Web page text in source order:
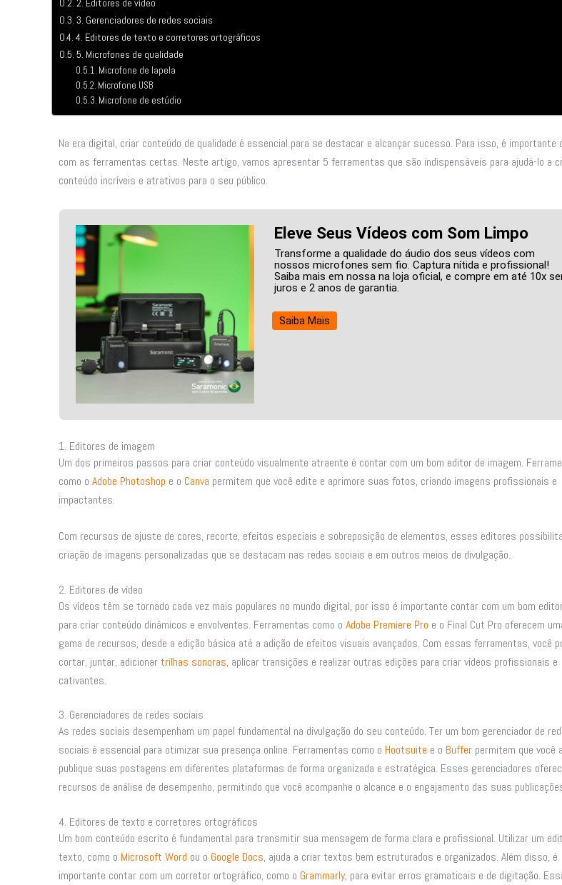
2. Editores de vídeo
3. Gerenciadores de redes sociais
4. Editores de texto e corretores ortográficos
5. Microfones de qualidade
Microfone de lapela
Microfone USB
Microfone de estúdio
Na era digital, criar conteúdo de qualidade é essencial para se destacar e alcançar sucesso. Para isso, é importante
com as ferramentas certas. Neste artigo, vamos apresentar 5 ferramentas que são indispensáveis para ajudá-lo a
conteúdo incríveis e atrativos para o seu público.
Eleve Seus Vídeos com Som Limpo
Transforme a qualidade do áudio dos seus vídeos com
nossos microfones sem fio. Captura nítida e profissional!
Saiba mais em nossa na loja oficial, e compre em até 10x
juros e 2 anos de garantia.
Saiba Mais
1. Editores de imagem
Um dos primeiros passos para criar conteúdo visualmente atraente é contar com um bom editor de imagem.
como o Adobe Photoshop e o Canva permitem que você edite e aprimore suas fotos, criando imagens profissionais e
impactantes.
Com recursos de ajuste de cores, recorte, efeitos especiais e sobreposição de elementos, esses editores
criação de imagens personalizadas que se destacam nas redes sociais e em outros meios de divulgação.
2. Editores de vídeo
Os vídeos têm se tornado cada vez mais populares no mundo digital, por isso é importante contar com um bom
para criar conteúdo dinâmicos e envolventes. Ferramentas como o Adobe Premiere Pro e o Final Cut Pro oferecem
gama de recursos, desde a edição básica até a adição de efeitos visuais avançados. Com essas ferramentas, você
cortar, juntar, adicionartrilhas sonoras, aplicar transições e realizar outras edições para criar vídeos profissionais e
cativantes.
3. Gerenciadores de redes sociais
As redes sociais desempenham um papel fundamental na divulgação do seu conteúdo. Ter um bom gerenciador de
sociais é essencial para otimizar sua presença online. Ferramentas como o Hootsuite e o Buffer permitem que você
publique suas postagens em diferentes plataformas de forma organizada e estratégica. Esses gerenciadores
recursos de análise de desempenho, permitindo que você acompanhe o alcance e o engajamento das suas
4. Editores de texto e corretores ortográficos
Um bom conteúdo escrito é fundamental para transmitir sua mensagem de forma clara e profissional. Utilizar um
texto, como o Microsoft Word ou o Google Docs, ajuda a criar textos bem estruturados e organizados. Além disso, é
importante contar com um corretor ortográfico, como o Grammarly, para evitar erros gramaticais e de digitação.